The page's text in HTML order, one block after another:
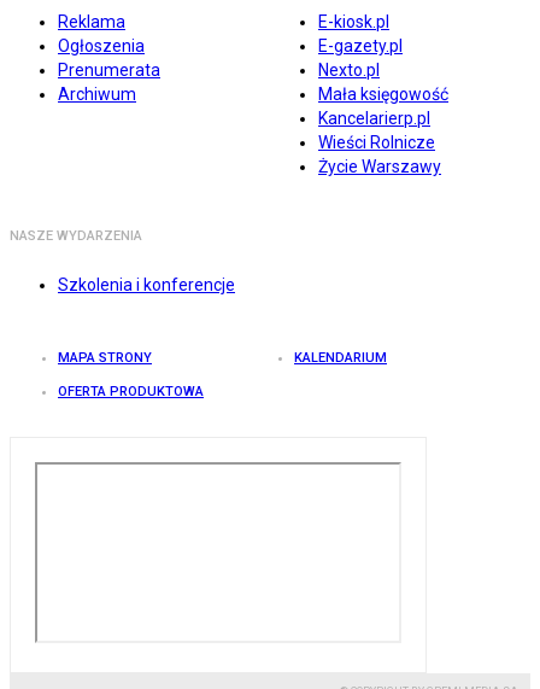
Reklama
Ogłoszenia
Prenumerata
Archiwum
E-kiosk.pl
E-gazety.pl
Nexto.pl
Mała księgowość
Kancelarierp.pl
Wieści Rolnicze
Życie Warszawy
NASZE WYDARZENIA
Szkolenia i konferencje
MAPA STRONY KALENDARIUM
OFERTA PRODUKTOWA